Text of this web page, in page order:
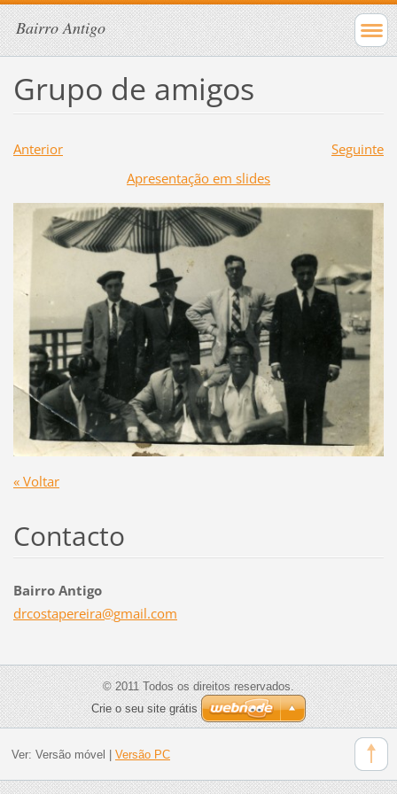
Bairro Antigo
Grupo de amigos
Anterior
Seguinte
Apresentação em slides
« Voltar
Contacto
Bairro Antigo
drcostapereira@gmail.com
© 2011 Todos os direitos reservados.
Crie o seu site grátis
Ver: Versão móvel Versão PC